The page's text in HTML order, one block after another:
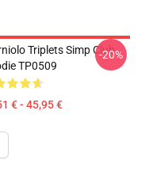
Triplets Simp Club
TP0509
€ - 45,95 €
-20%